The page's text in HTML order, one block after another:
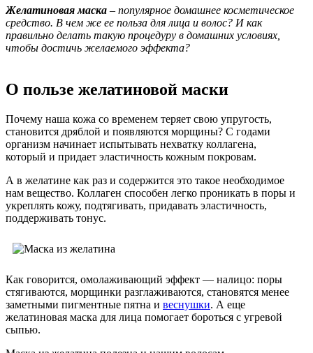
Желатиновая маска – популярное домашнее косметическое
средство. В чем же ее польза для лица и волос? И как
правильно делать такую процедуру в домашних условиях,
чтобы достичь желаемого эффекта?
О пользе желатиновой маски
Почему наша кожа со временем теряет свою упругость,
становится дряблой и появляются морщины? С годами
организм начинает испытывать нехватку коллагена,
который и придает эластичность кожным покровам.
А в желатине как раз и содержится это такое необходимое
нам вещество. Коллаген способен легко проникать в поры и
укреплять кожу, подтягивать, придавать эластичность,
поддерживать тонус.
Как говорится, омолаживающий эффект — налицо: поры
стягиваются, морщинки разглаживаются, становятся менее
заметными пигментные пятна и веснушки. А еще
желатиновая маска для лица помогает бороться с угревой
сыпью.